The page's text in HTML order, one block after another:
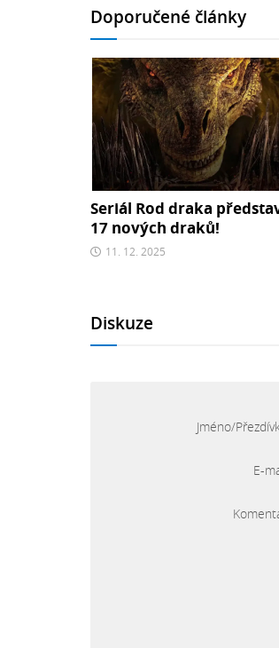
Doporučené články
Seriál Rod draka
17 nových draků!
11. 12. 2025
Diskuze
Jméno/
E-